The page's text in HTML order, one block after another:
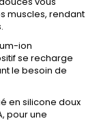
muscles, rendant
ion
se recharge
le besoin de
en silicone doux
pour une